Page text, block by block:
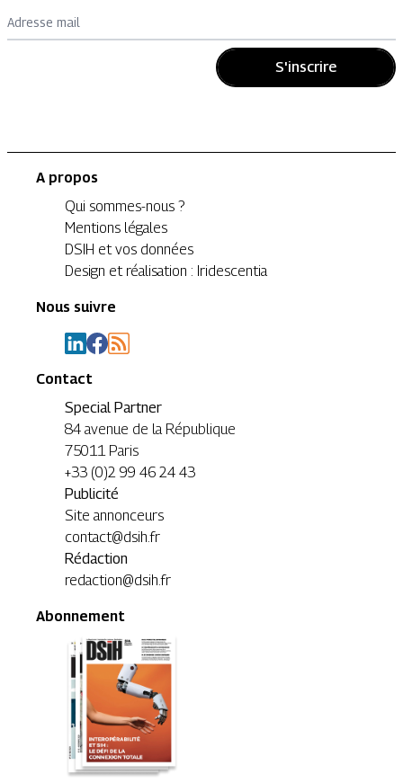
Adresse mail
S'inscrire
A propos
Qui sommes-nous ?
Mentions légales
DSIH et vos données
Design et réalisation : Iridescentia
Nous suivre
Contact
Special Partner
84 avenue de la République
75011 Paris
+33 (0)2 99 46 24 43
Publicité
Site annonceurs
contact@dsih.fr
Rédaction
redaction@dsih.fr
Abonnement